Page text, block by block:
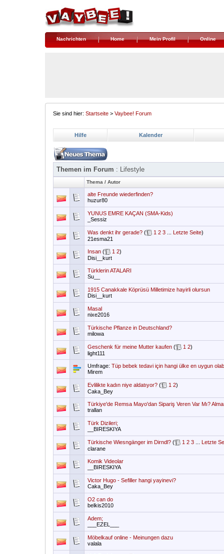
Nachrichten Home Mein Profil Online
Sie sind hier: Startseite > Vaybee! Forum
Hilfe Kalender
Themen im Forum : Lifestyle
Thema / Autor
alte Freunde wiederfinden?
huzur80
YUNUS EMRE KAÇAN (SMA-Kids)
_Sessiz
Was denkt ihr gerade? ( 1 2 3 Letzte Seite)
21esma21
Insan ( 1 2)
Disi__kurt
Türklerin ATALARI
Su__
1915 Canakkale Köprüsü Milletimize hayirli olursun
Disi__kurt
Masal
nixe2016
Türkische Pflanze in Deutschland?
milowa
Geschenk für meine Mutter kaufen ( 1 2)
light111
Umfrage: Tüp bebek tedavi için hangi ülke en uygun
Mirem
Evlilikte kadın niye aldatıyor? ( 1 2)
Caka_Bey
Türkiye'de Remsa Mayo'dan Sipariş Veren Var Mı?
trallan
Türk Dizileri;
__BIRESKIYA
Türkische Wiesngänger im Dirndl? ( 1 2 3
Letzte
clarane
Komik Videolar
__BIRESKIYA
Victor Hugo - Sefiller hangi yayinevi?
Caka_Bey
O2 can do
belkis2010
Adem;
___EZEL___
Möbelkauf online - Meinungen dazu
valala